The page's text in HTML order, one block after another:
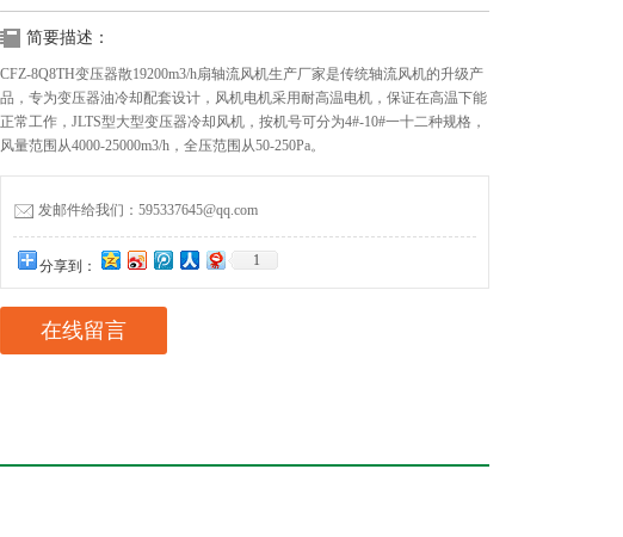
简要描述：
CFZ-8Q8TH变压器散19200m3/h扇轴流风机生产厂家是传统轴流风机的升级产
品，专为变压器油冷却配套设计，风机电机采用耐高温电机，保证在高温下能
正常工作，JLTS型大型变压器冷却风机，按机号可分为4#-10#一十二种规格，
风量范围从4000-25000m3/h，全压范围从50-250Pa。
发邮件给我们：595337645@qq.com
分享到： 1
在线留言